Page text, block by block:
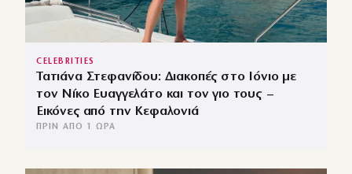
CELEBRITIES
Τατιάνα Στεφανίδου: Διακοπές στο Ιόνιο με
τον Νίκο Ευαγγελάτο και τον γιο τους –
Εικόνες από την Κεφαλονιά
ΠΡΙΝ ΑΠΌ 1 ΏΡΑ